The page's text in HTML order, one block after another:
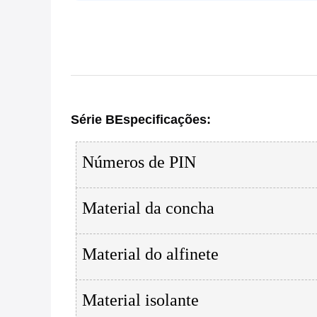
Série BEspecificações:
Números de PIN
Material da concha
Material do alfinete
Material isolante